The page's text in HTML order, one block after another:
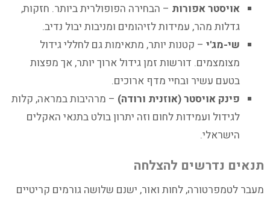
אויסטר אפורות – הבחירה הפופולרית ביותר. חזקות,
גדלות מהר, עמידות לזיהומים ומניבות יבול נדיב.
שי-מג'י – קטנות יותר, מתאימות גם לחללי גידול
מצומצמים. דורשות זמן גידול ארוך יותר, אך מפצות
בטעם עשיר ובחיי מדף ארוכים.
פינק אויסטר (אוזנית ורודה) – מרהיבות במראה, קלות
לגידול ועמידות לחום וזה יתרון בולט בתנאי האקלים
הישראלי.
תנאים נדרשים להצלחה
מעבר לטמפרטורה, לחות ואור, ישנם שלושה גורמים קריטיים